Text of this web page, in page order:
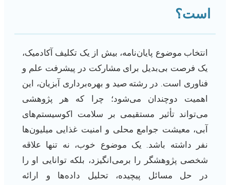
است؟
انتخاب موضوع پایان‌نامه، بیش از یک تکلیف آکادمیک،
یک فرصت بی‌بدیل برای مشارکت در پیشرفت علم و
فناوری است. در رشته صید و بهره‌برداری آبزیان، این
اهمیت دوچندان می‌شود؛ چرا که هر پژوهشی
می‌تواند تأثیر مستقیمی بر سلامت اکوسیستم‌های
آبی، معیشت جوامع محلی و امنیت غذایی میلیون‌ها
نفر داشته باشد. یک موضوع خوب، نه تنها علاقه
شخصی پژوهشگر را برمی‌انگیزد، بلکه توانایی او را
در حل مسائل پیچیده، تحلیل داده‌ها و ارائه